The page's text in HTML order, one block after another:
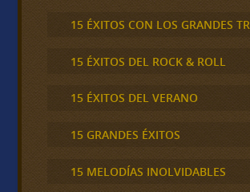
15 ÉXITOS CON LOS GRANDES
15 ÉXITOS DEL ROCK & ROLL
15 ÉXITOS DEL VERANO
15 GRANDES ÉXITOS
15 MELODÍAS INOLVIDABLES